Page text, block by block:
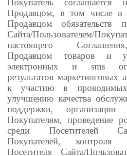
Покупатель
Продавцом, в том числе в
Продавцом обязательств
Сайта/Пользователем/
настоящего
Продавцом товаров и
электронных и sms
результатов маркетинговых
к участию в
улучшению качества
поддержки, организации
Покупателям, проведение
среди Посетителей
Покупателей, контроля
Посетителя Сайта/